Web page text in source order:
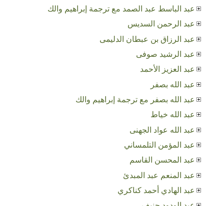
عبد الباسط عبد الصمد مع ترجمة إبراهيم والك
عبد الرحمن السديس
عبد الرزاق بن عبطان الدليمى
عبد الرشيد صوفى
عبد العزيز الأحمد
عبد الله بصفر
عبد الله بصفر مع ترجمة إبراهيم والك
عبد الله خياط
عبد الله عواد الجهنى
عبد المؤمن التلمساني
عبد المحسن القاسم
عبد المنعم عبد المبدئ
عبد الهادي أحمد كناكري